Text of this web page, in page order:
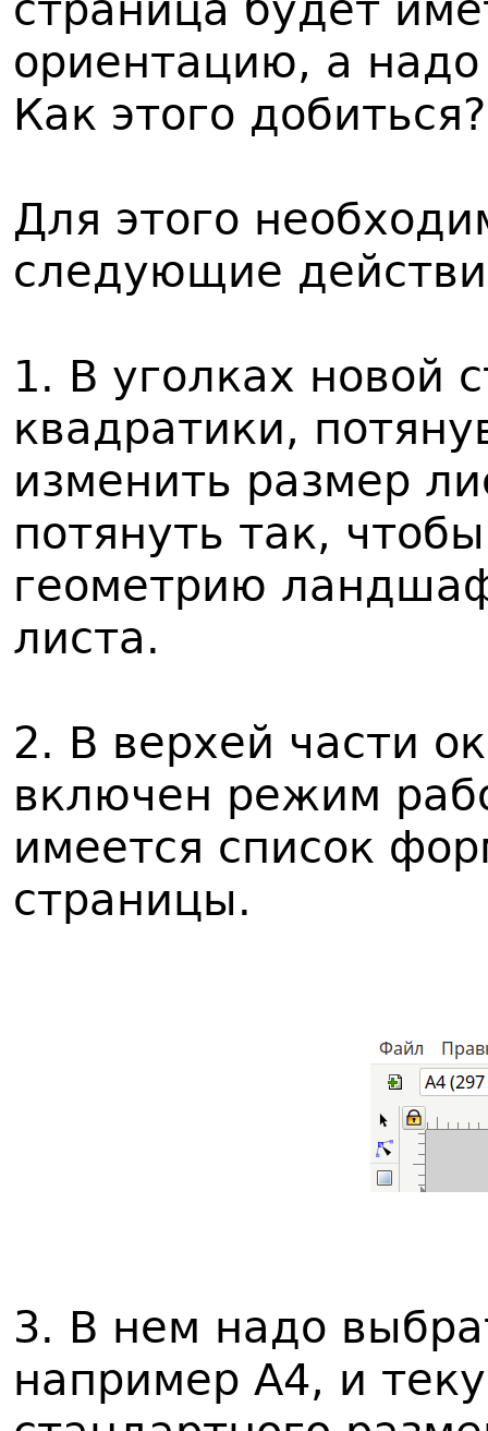
ориентацию, а
Как этого добиться?
Для этого
следующие
1. В уголках новой
квадратики,
изменить размер
потянуть так,
геометрию
листа.
2. В верхей части
включен режим
имеется список
страницы.
3. В нем надо
например A4, и